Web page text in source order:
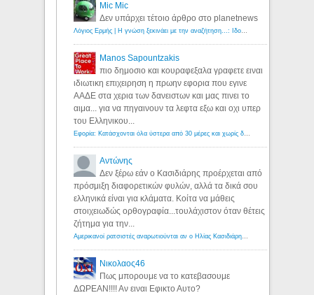
Mic Mic
Δεν υπάρχει τέτοιο άρθρο στο planetnews
Λόγιος Ερμής | Η γνώση ξεκινάει με την αναζήτηση...: Ιδού οι 18 που χρωστούν 11 δις ευρώ!
Manos Sapountzakis
πιο δημοσιο και κουραφεξαλα γραφετε ειναι
ιδιωτικη επιχειρηση η πρωην εφορια που εγινε
ΑΑΔΕ στα χερια των δανειστων και μας πινει το
αιμα... για να πηγαινουν τα λεφτα εξω και οχι υπερ
του Ελληνικου...
Εφορία: Κατάσχονται όλα ύστερα από 30 μέρες και χωρίς δικαστικές αποφάσεις - Λόγιος Ερμής
Αντώνης
Δεν ξέρω εάν ο Κασιδιάρης προέρχεται από
πρόσμιξη διαφορετικών φυλών, αλλά τα δικά σου
ελληνικά είναι για κλάματα. Κοίτα να μάθεις
στοιχειωδώς ορθογραφία...τουλάχιστον όταν θέτεις
ζήτημα για την...
Αμερικανοί ρατσιστές αναρωτιούνται αν ο Ηλίας Κασιδιάρης ανήκει στη λευκή φυλή... - Λόγιος Ερμής
Νικολαος46
Πως μπορουμε να το κατεβασουμε
ΔΩΡΕΑΝ!!!! Αν ειναι Εφικτο Αυτο?